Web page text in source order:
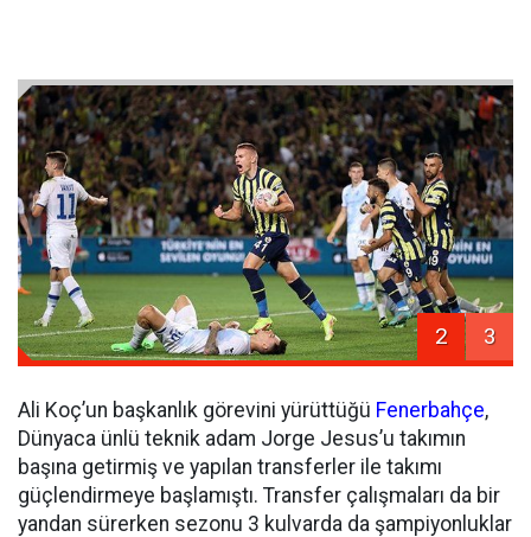
2 3
Ali Koç’un başkanlık görevini yürüttüğü Fenerbahçe,
Dünyaca ünlü teknik adam Jorge Jesus’u takımın
başına getirmiş ve yapılan transferler ile takımı
güçlendirmeye başlamıştı. Transfer çalışmaları da bir
yandan sürerken sezonu 3 kulvarda da şampiyonluklar